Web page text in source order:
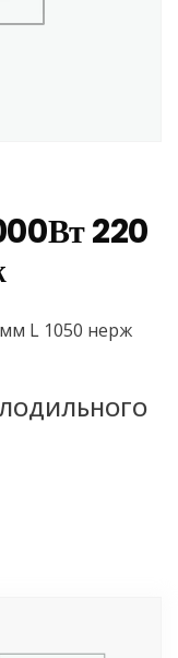
220
L 1050 нерж